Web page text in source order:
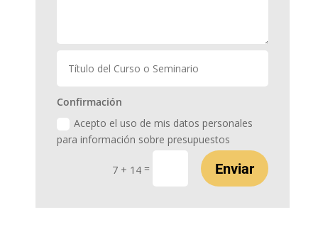
Confirmación
Acepto el uso de mis datos personales
para información sobre presupuestos
7 + 14 = Enviar